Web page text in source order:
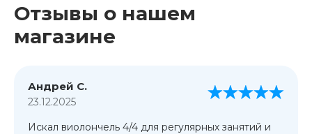
Отзывы о нашем
магазине
Андрей С.
23.12.2025
Искал виолончель 4/4 для регулярных занятий и